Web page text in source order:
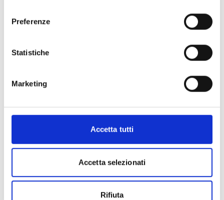
Preferenze
Statistiche
Marketing
Accetta tutti
Accetta selezionati
Rifiuta